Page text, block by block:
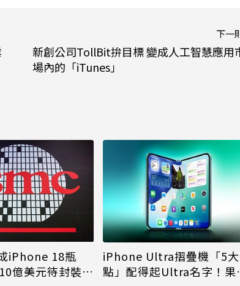
下一
新創公司TollBit拚目標 變成人工智慧應用
場內的「iTunes」
iPhone 18瓶
億美元待封裝晶
iPhone Ultra摺疊機「5
點」配得起Ultra名字！果